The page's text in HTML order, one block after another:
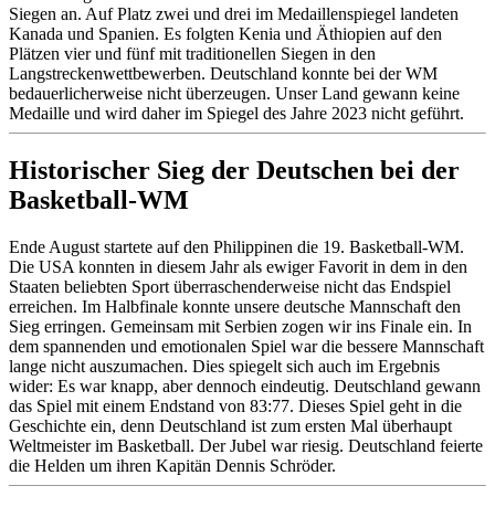
Siegen an. Auf Platz zwei und drei im Medaillenspiegel landeten
Kanada und Spanien. Es folgten Kenia und Äthiopien auf den
Plätzen vier und fünf mit traditionellen Siegen in den
Langstreckenwettbewerben. Deutschland konnte bei der WM
bedauerlicherweise nicht überzeugen. Unser Land gewann keine
Medaille und wird daher im Spiegel des Jahre 2023 nicht geführt.
Historischer Sieg der Deutschen bei der
Basketball-WM
Ende August startete auf den Philippinen die 19. Basketball-WM.
Die USA konnten in diesem Jahr als ewiger Favorit in dem in den
Staaten beliebten Sport überraschenderweise nicht das Endspiel
erreichen. Im Halbfinale konnte unsere deutsche Mannschaft den
Sieg erringen. Gemeinsam mit Serbien zogen wir ins Finale ein. In
dem spannenden und emotionalen Spiel war die bessere Mannschaft
lange nicht auszumachen. Dies spiegelt sich auch im Ergebnis
wider: Es war knapp, aber dennoch eindeutig. Deutschland gewann
das Spiel mit einem Endstand von 83:77. Dieses Spiel geht in die
Geschichte ein, denn Deutschland ist zum ersten Mal überhaupt
Weltmeister im Basketball. Der Jubel war riesig. Deutschland feierte
die Helden um ihren Kapitän Dennis Schröder.